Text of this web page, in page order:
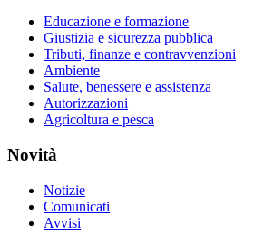
Educazione e formazione
Giustizia e sicurezza pubblica
Tributi, finanze e contravvenzioni
Ambiente
Salute, benessere e assistenza
Autorizzazioni
Agricoltura e pesca
Novità
Notizie
Comunicati
Avvisi